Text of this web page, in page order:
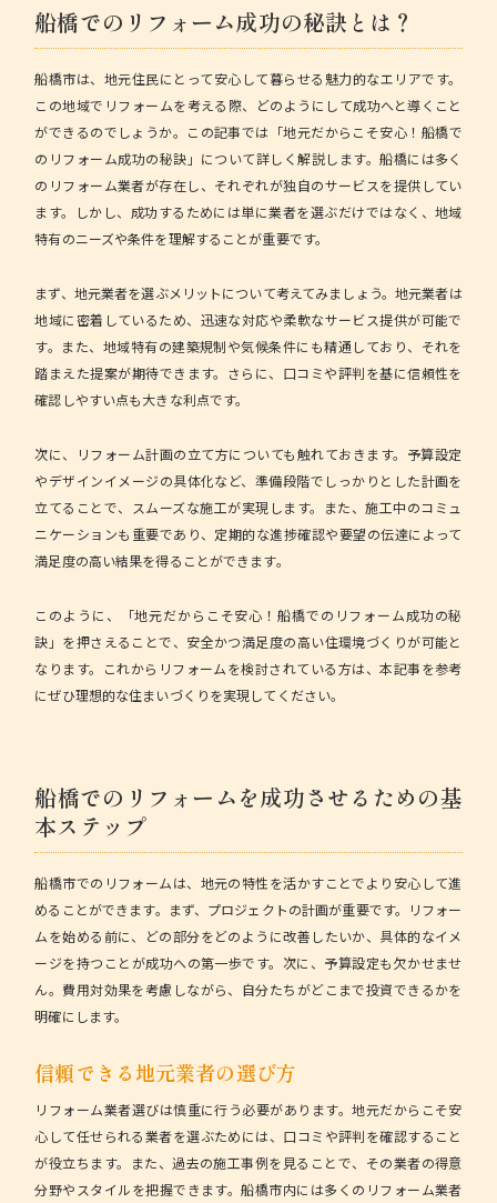
船橋でのリフォーム成功の秘訣とは？
船橋市は、地元住民にとって安心して暮らせる魅力的なエリアです。
この地域でリフォームを考える際、どのようにして成功へと導くこと
ができるのでしょうか。この記事では 「地元だからこそ安心！船橋で
のリフォーム成功の秘訣」 について詳しく解説します。船橋には多く
のリフォーム業者が存在し、それぞれが独自のサービスを提供してい
ます。しかし、成功するためには単に業者を選ぶだけではなく、地域
特有のニーズや条件を理解することが重要です。
まず、地元業者を選ぶメリットについて考えてみましょう。地元業者は
地域に密着しているため、迅速な対応や柔軟なサービス提供が可能で
す。また、地域特有の建築規制や気候条件にも精通しており、それを
踏まえた提案が期待できます。さらに、口コミや評判を基に信頼性を
確認しやすい点も大きな利点です。
次に、リフォーム計画の立て方についても触れておきます。予算設定
やデザインイメージの具体化など、準備段階でしっかりとした計画を
立てることで、スムーズな施工が実現します。また、施工中のコミュ
ニケーションも重要であり、定期的な進捗確認や要望の伝達によって
満足度の高い結果を得ることができます。
このように、「地元だからこそ安心！船橋でのリフォーム成功の秘
訣」を押さえることで、安全かつ満足度の高い住環境づくりが可能と
なります。これからリフォームを検討されている方は、本記事を参考
にぜひ理想的な住まいづくりを実現してください。
船橋でのリフォームを成功させるための基
本ステップ
船橋市でのリフォームは、地元の特性を活かすことでより安心して進
めることができます。まず、 プロジェクトの計画が重要です。リフォー
ムを始める前に、どの部分をどのように改善したいか、具体的なイメ
ージを持つことが成功への第一歩です。次に、予算設定も欠かせませ
ん。費用対効果を考慮しながら、自分たちがどこまで投資できるかを
明確にします。
信頼できる地元業者の選び方
リフォーム業者選びは慎重に行う必要があります。地元だからこそ安
心して任せられる業者を選ぶためには、 口コミや評判を確認すること
が役立ちます。また、過去の施工事例を見ることで、その業者の得意
分野やスタイルを把握できます。船橋市内には多くのリフォーム業者